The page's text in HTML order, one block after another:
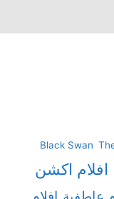
Black Swan
افلام اكشن